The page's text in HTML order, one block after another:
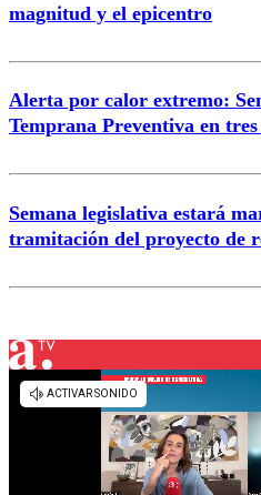
magnitud y el epicentro
Alerta por calor extremo:
Temprana Preventiva en
Semana legislativa estará
tramitación del proyecto de